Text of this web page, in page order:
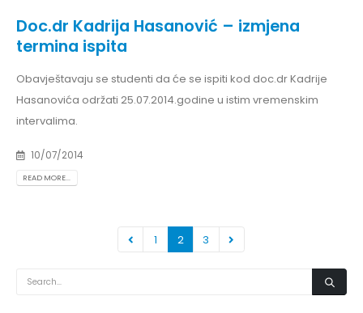
Doc.dr Kadrija Hasanović – izmjena
termina ispita
Obavještavaju se studenti da će se ispiti kod doc.dr Kadrije
Hasanovića održati 25.07.2014.godine u istim vremenskim
intervalima.
10/07/2014
READ MORE...
1 2 3